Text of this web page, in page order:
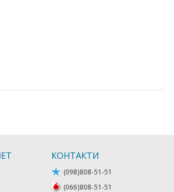
КОНТАКТИ
(098)808-51-51
(066)808-51-51